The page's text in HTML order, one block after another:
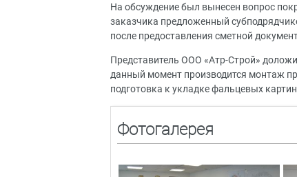
На обсуждение был вынесен вопрос
заказчика предложенный
после предоставления сметной
Представитель ООО «Атр-Строй»
данный момент производится монтаж
подготовка к укладке фальцевых
Фотогалерея